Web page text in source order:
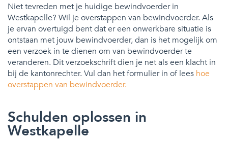
Niet tevreden met je huidige bewindvoerder in
Westkapelle? Wil je overstappen van bewindvoerder. Als
je ervan overtuigd bent dat er een onwerkbare situatie is
ontstaan met jouw bewindvoerder, dan is het mogelijk om
een verzoek in te dienen om van bewindvoerder te
veranderen. Dit verzoekschrift dien je net als een klacht in
bij de kantonrechter. Vul dan het formulier in of lees hoe
overstappen van bewindvoerder.
Schulden oplossen in
Westkapelle